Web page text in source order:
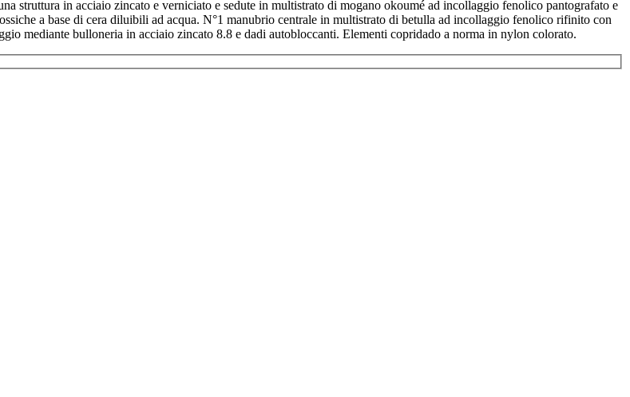
struttura in acciaio zincato e verniciato e sedute in multistrato di mogano okoumé ad incollaggio fenolico pantografato e
a base di cera diluibili ad acqua. N°1 manubrio centrale in multistrato di betulla ad incollaggio fenolico rifinito con
mediante bulloneria in acciaio zincato 8.8 e dadi autobloccanti. Elementi copridado a norma in nylon colorato.